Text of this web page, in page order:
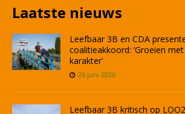
Laatste nieuws
Leefbaar 3B en CDA
coalitieakkoord: ‘Groeien
karakter’
26 juni 2026
Leefbaar 3B kritisch op